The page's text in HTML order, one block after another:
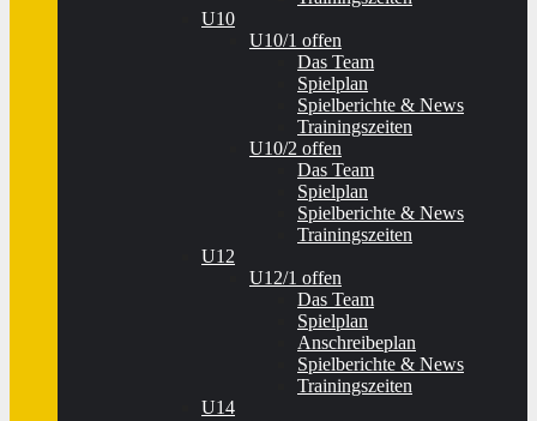
U10
U10/1 offen
Das Team
Spielplan
Spielberichte & News
Trainingszeiten
U10/2 offen
Das Team
Spielplan
Spielberichte & News
Trainingszeiten
U12
U12/1 offen
Das Team
Spielplan
Anschreibeplan
Spielberichte & News
Trainingszeiten
U14